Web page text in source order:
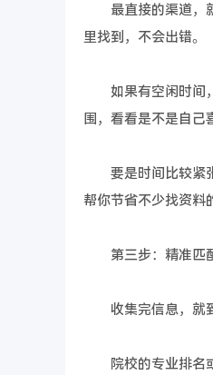
最直接的渠道，就
里找到，不会出错。
如果有空闲时间，
围，看看是不是自己
要是时间比较紧张
帮你节省不少找资料
第三步：精准匹
收集完信息，就到
院校的专业排名或